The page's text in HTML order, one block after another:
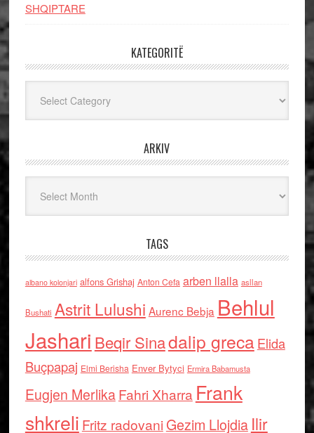
SHQIPTARE
KATEGORITË
ARKIV
TAGS
albano kolonjari alfons Grishaj Anton Cefa arben llalla asllan
Bushati Astrit Lulushi Aurenc Bebja Behlul
Jashari Beqir Sinadalip grecaElida
Buçpapaj Elmi Berisha Enver Bytyci Ermira Babamusta
Eugjen MerlikaFahri Xharra Frank
shkreli Fritz radovaniGezim Llojdia Ilir